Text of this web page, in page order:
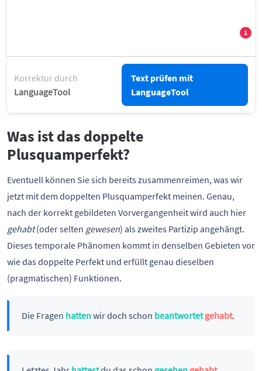
Korrektur durch
LanguageTool
Text prüfen mit
LanguageTool
Was ist das doppelte
Plusquamperfekt?
Eventuell können Sie sich bereits zusammenreimen, was wir
jetzt mit dem doppelten Plusquamperfekt meinen. Genau,
nach der korrekt gebildeten Vorvergangenheit wird auch hier
gehabt(oder selten gewesen) als zweites Partizip angehängt.
Dieses temporale Phänomen kommt in denselben Gebieten vor
wie das doppelte Perfekt und erfüllt genau dieselben
(pragmatischen) Funktionen.
Die Fragen hattenwir doch schon beantwortet gehabt.